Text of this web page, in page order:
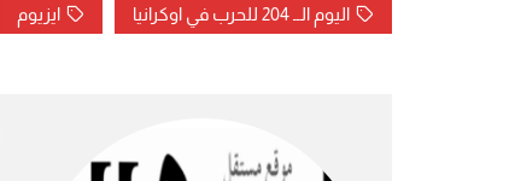
اليوم الــ 204 للحرب في اوكرانيا ايزيوم